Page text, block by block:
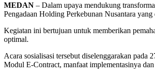
MEDAN – Dalam upaya mendukung
Pengadaan Holding Perkebunan Nusantara
Kegiatan ini bertujuan untuk memberikan
optimal.
Acara sosialisasi tersebut diselenggarakan
Modul E-Contract, manfaat implementasinya